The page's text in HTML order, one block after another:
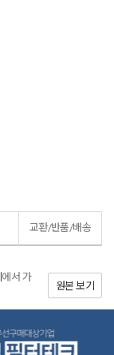
교환/반품/배송
에서 가
원본 보기